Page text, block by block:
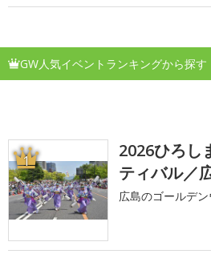
GW人気イベントランキングから探す
1
2026ひろし
ティバル／
広島のゴールデ